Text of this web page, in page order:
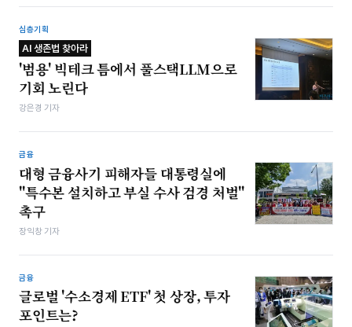
심층기획
AI 생존법 찾아라
'범용' 빅테크 틈에서 풀스택LLM으로
기회 노린다
강은경 기자
금융
대형 금융사기 피해자들 대통령실에
"특수본 설치하고 부실 수사 검경 처벌"
촉구
장익창 기자
금융
글로벌 '수소경제 ETF' 첫 상장, 투자
포인트는?